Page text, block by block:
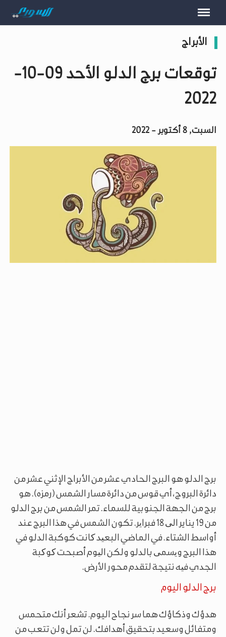
الأبراج
توقعات برج الدلو الأحد 09-10-
2022
السبت, 8 أكتوبر - 2022
برج الدلو هو البرج الحادي عشر من الأبراج الإثني عشر من
دائرة البروج، أي قوس من دائرة مسار الشمس (رمزه). هو
برج من الجهة الجنوبية للسماء. تمر الشمس من برج الدلو
من 19 يناير الی 18 فبرایر. تكون الشمس في هذا البرج عند
أواسط الشتاء. في الماضي البعید کانت كوكبة الدلو في
هذا البرج ویسمی بالدلو ولكن الیوم أصبحت کوکبة
الجدي فیه نتيجة لتقدم محور الأرض.
برج الدلو اليوم
هدؤك وذكاؤك هما سر نجاح اليوم. تشعر أنك متحمس
ومتفائل وسعيد بتحقيق أهدافك. لن تمل ولن تتعب من